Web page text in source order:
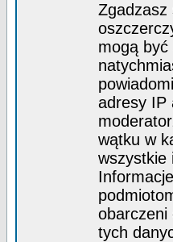
Zgadzasz
mogą być
adresy IP
wątku w
wszystkie
obarczeni
tych